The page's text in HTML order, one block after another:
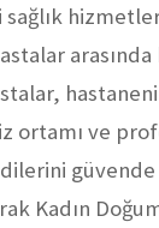
ortamı ve
Kadın